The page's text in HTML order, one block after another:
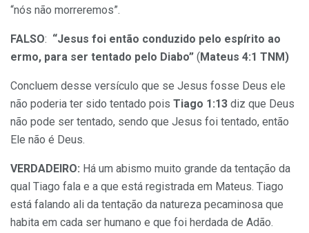
“nós não morreremos”.
FALSO: “Jesus foi então conduzido pelo espírito ao
ermo, para ser tentado pelo Diabo” ( Mateus 4:1 TNM)
Concluem desse versículo que se Jesus fosse Deus ele
não poderia ter sido tentado pois Tiago 1:13 diz que Deus
não pode ser tentado, sendo que Jesus foi tentado, então
Ele não é Deus.
VERDADEIRO: Há um abismo muito grande da tentação da
qual Tiago fala e a que está registrada em Mateus. Tiago
está falando ali da tentação da natureza pecaminosa que
habita em cada ser humano e que foi herdada de Adão.